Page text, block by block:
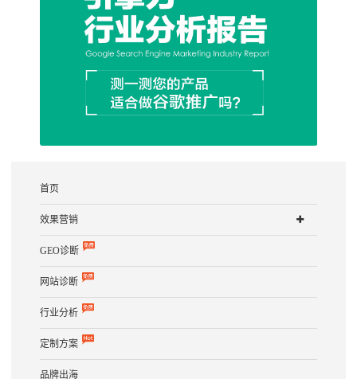
首页
效果营销
GEO诊断
网站诊断
行业分析
定制方案
品牌出海